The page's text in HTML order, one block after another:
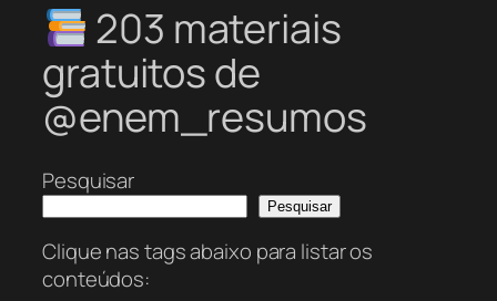
203 materiais
gratuitos de
@enem_resumos
Pesquisar
Pesquisar
Clique nas tags abaixo para listar os
conteúdos: